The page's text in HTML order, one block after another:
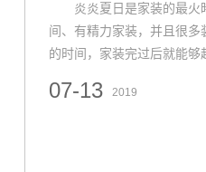
炎炎夏日是家装的最火
间、有精力家装，并且很
的时间，家装完过后就能够
07-13 2019